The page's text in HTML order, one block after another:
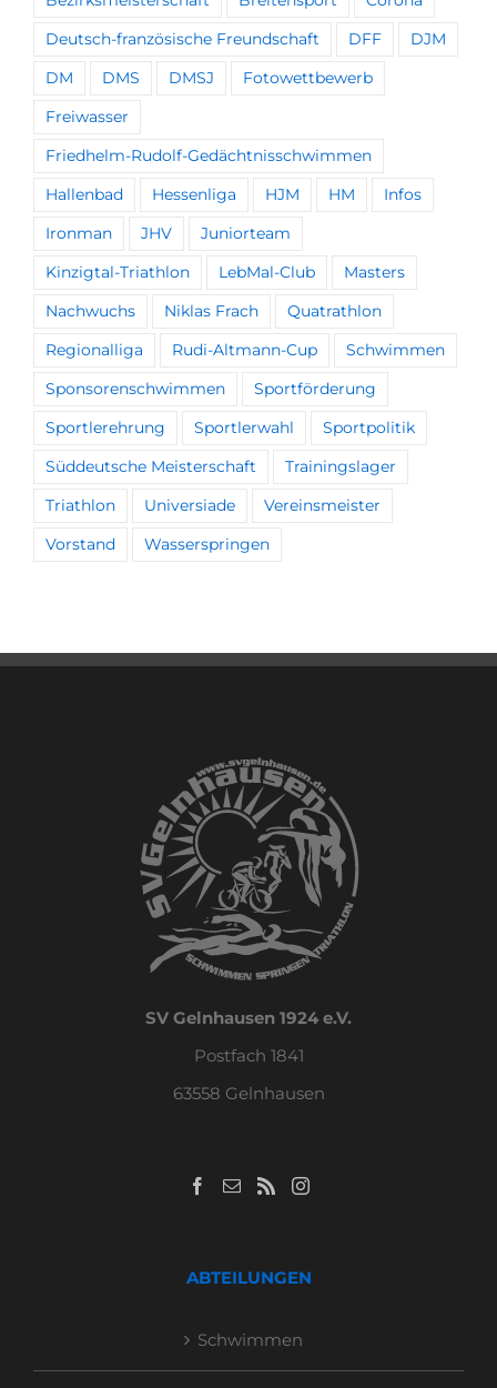
Deutsch-französische Freundschaft DFF DJM
DM DMS DMSJ Fotowettbewerb
Freiwasser
Friedhelm-Rudolf-Gedächtnisschwimmen
Hallenbad Hessenliga HJM HM Infos
Ironman JHV Juniorteam
Kinzigtal-Triathlon LebMal-Club Masters
Nachwuchs Niklas Frach Quatrathlon
Regionalliga Rudi-Altmann-Cup Schwimmen
Sponsorenschwimmen Sportförderung
Sportlerehrung Sportlerwahl Sportpolitik
Süddeutsche Meisterschaft Trainingslager
Triathlon Universiade Vereinsmeister
Vorstand Wasserspringen
SV Gelnhausen 1924 e.V.
Postfach 1841
63558 Gelnhausen
ABTEILUNGEN
Schwimmen